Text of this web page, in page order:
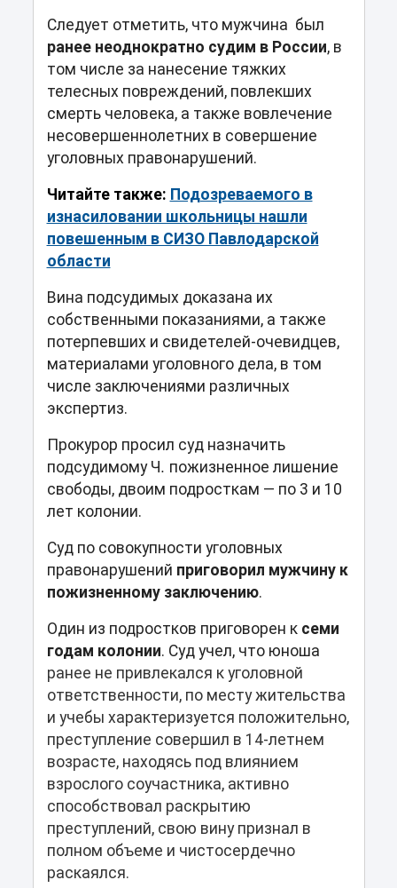
Следует отметить, что мужчина был
ранее неоднократно судим в России, в
том числе за нанесение тяжких
телесных повреждений, повлекших
смерть человека, а также вовлечение
несовершеннолетних в совершение
уголовных правонарушений.
Читайте также: Подозреваемого в
изнасиловании школьницы нашли
повешенным в СИЗО Павлодарской
области
Вина подсудимых доказана их
собственными показаниями, а также
потерпевших и свидетелей-очевидцев,
материалами уголовного дела, в том
числе заключениями различных
экспертиз.
Прокурор просил суд назначить
подсудимому Ч. пожизненное лишение
свободы, двоим подросткам — по 3 и 10
лет колонии.
Суд по совокупности уголовных
правонарушений приговорил мужчину к
пожизненному заключению.
Один из подростков приговорен к семи
годам колонии. Суд учел, что юноша
ранее не привлекался к уголовной
ответственности, по месту жительства
и учебы характеризуется положительно,
преступление совершил в 14-летнем
возрасте, находясь под влиянием
взрослого соучастника, активно
способствовал раскрытию
преступлений, свою вину признал в
полном объеме и чистосердечно
раскаялся.